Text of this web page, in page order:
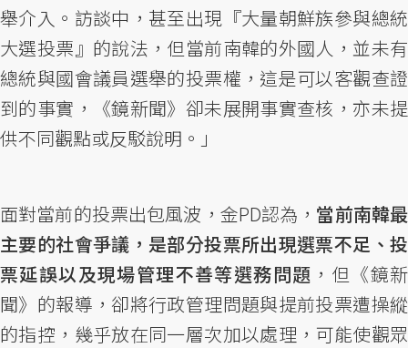
舉介入。訪談中，甚至出現『大量朝鮮族參與總統
大選投票』的說法，但當前南韓的外國人，並未有
總統與國會議員選舉的投票權，這是可以客觀查證
到的事實，《鏡新聞》卻未展開事實查核，亦未提
供不同觀點或反駁說明。」
面對當前的投票出包風波，金PD認為， 當前南韓最
主要的社會爭議，是部分投票所出現選票不足、投
票延誤以及現場管理不善等選務問題 ，但《鏡新
聞》的報導，卻將行政管理問題與提前投票遭操縱
的指控，幾乎放在同一層次加以處理，可能使觀眾